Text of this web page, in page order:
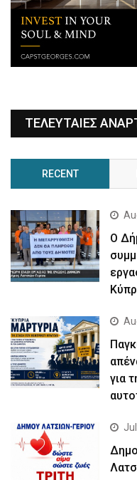
ΤΕΛΕΥΤΑΙΕΣ
RECENT
Ο
για